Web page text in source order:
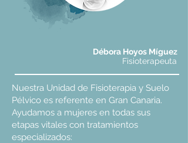
Débora Hoyos Míguez
Fisioterapeuta
​Nuestra Unidad de Fisioterapia y Suelo
Pélvico es referente en Gran Canaria.
Ayudamos a mujeres en todas sus
etapas vitales con tratamientos
especializados: